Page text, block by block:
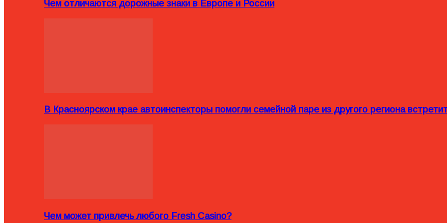
Чем отличаются дорожные знаки в Европе и России
В Красноярском крае автоинспекторы помогли семейной паре из другого региона
Чем может привлечь любого Fresh Casino?